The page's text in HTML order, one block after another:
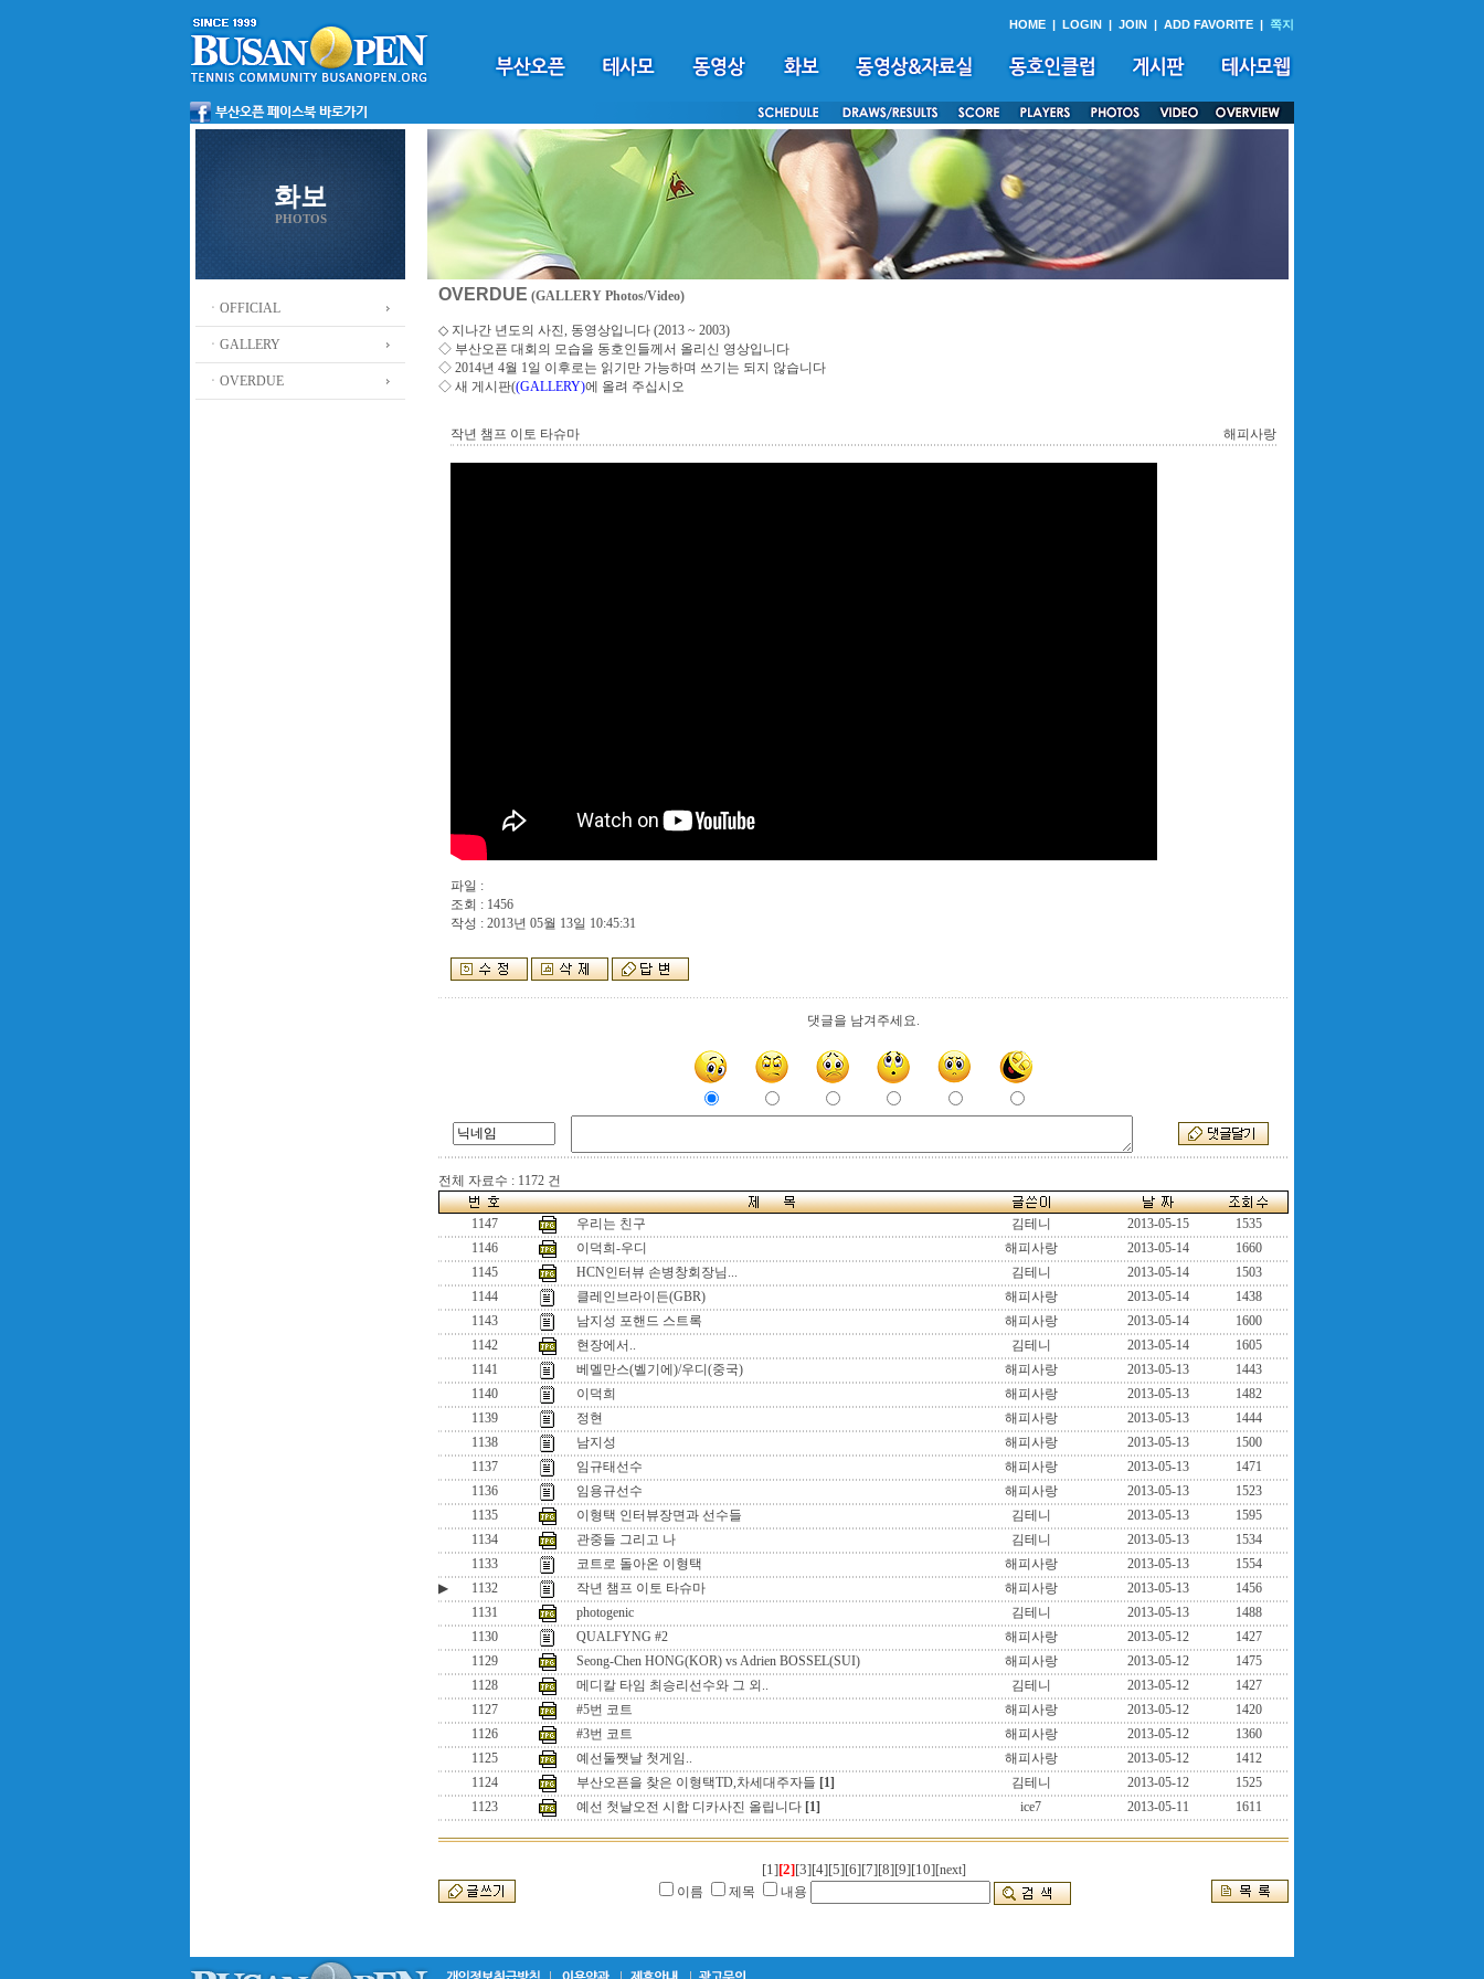
HOME | LOGIN | JOIN | ADD FAVORITE | 쪽지
화보
PHOTOS
ㆍOFFICIAL
ㆍGALLERY
ㆍOVERDUE
OVERDUE (GALLERY Photos/Video)
◇ 지나간 년도의 사진, 동영상입니다 (2013 ~ 2003)
◇ 부산오픈 대회의 모습을 동호인들께서 올리신 영상입니다
◇ 2014년 4월 1일 이후로는 읽기만 가능하며 쓰기는 되지 않습니다
◇ 새 게시판((GALLERY)에 올려 주십시오
작년 챔프 이토 타슈마 해피사랑
파일 :
조회 : 1456
작성 : 2013년 05월 13일 10:45:31
댓글을 남겨주세요.
전체 자료수 : 1172 건
1147 우리는 친구 김테니 2013-05-15
1535
1146
이덕희-우디 해피사랑 2013-05-14
1660
1145
HCN인터뷰 손병창회장님... 김테니 2013-05-14
1503
1144
클레인브라이든(GBR) 해피사랑 2013-05-14
1438
1143
남지성 포핸드 스트록 해피사랑 2013-05-14
1600
1142
현장에서.. 김테니 2013-05-14
1605
1141
베멜만스(벨기에)/우디(중국) 해피사랑 2013-05-13
1443
1140
이덕희 해피사랑 2013-05-13
1482
1139
정현 해피사랑 2013-05-13
1444
1138
남지성 해피사랑 2013-05-13
1500
1137
임규태선수 해피사랑 2013-05-13
1471
1136
임용규선수 해피사랑 2013-05-13
1523
1135
이형택 인터뷰장면과 선수들 김테니 2013-05-13
1595
1134
관중들 그리고 나 김테니 2013-05-13
1534
1133
코트로 돌아온 이형택 해피사랑 2013-05-13
1554
▶
1132 작년 챔프 이토 타슈마 해피사랑 2013-05-13
1456
1131
photogenic 김테니 2013-05-13
1488
1130
QUALFYNG #2 해피사랑 2013-05-12
1427
1129
Seong-Chen HONG(KOR) vs Adrien BOSSEL(SUI) 해피사랑 2013-05-12
1475
1128
메디칼 타임 최승리선수와 그 외.. 김테니 2013-05-12
1427
1127
#5번 코트 해피사랑 2013-05-12
1420
1126
#3번 코트 해피사랑 2013-05-12
1360
1125
예선둘쨋날 첫게임.. 해피사랑 2013-05-12
1412
1124
부산오픈을 찾은 이형택TD,차세대주자들 [1] 김테니 2013-05-12
1525
1123
예선 첫날오전 시합 디카사진 올립니다 [1] ice7 2013-05-11 1611
[1][2][3][4][5][6][7][8][9][10][next]
이름
제목 내용